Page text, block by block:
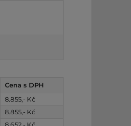
Cena s DPH
8.855,- Kč
8.855,- Kč